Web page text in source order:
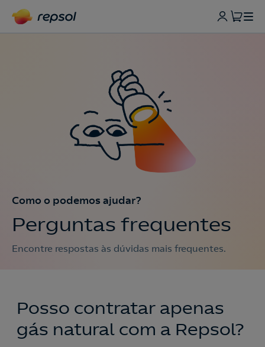
Como o podemos ajudar?
Perguntas frequentes
Encontre respostas às dúvidas mais frequentes.
Posso contratar apenas
gás natural com a Repsol?